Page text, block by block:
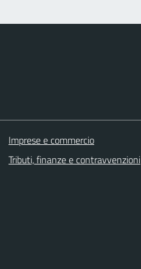
Imprese e commercio
Tributi, finanze e contravvenzioni